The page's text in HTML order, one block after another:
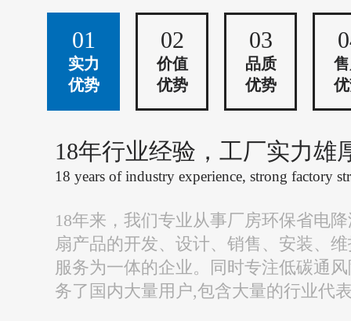
01
实力
优势
02
价值
优势
03
品质
优势
18年行业经验，工厂实力雄
18 years of industry experience, strong factory
18年来，我们专业从事厂房环保省电
扇产品的开发、设计、销售、安装、
服务为一体的企业。同时专注低碳通
务了国内大量用户,包含大量的行业代